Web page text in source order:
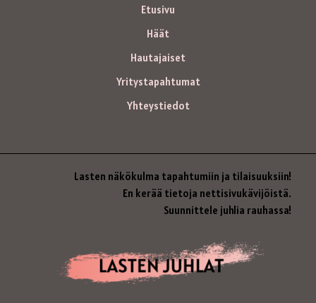
Etusivu
Häät
Hautajaiset
Yritystapahtumat
Yhteystiedot
Lasten näkökulma tapahtumiin ja tilaisuuksiin!
En kerää tietoja nettisivukävijöistä.
Suunnittele juhlia rauhassa!